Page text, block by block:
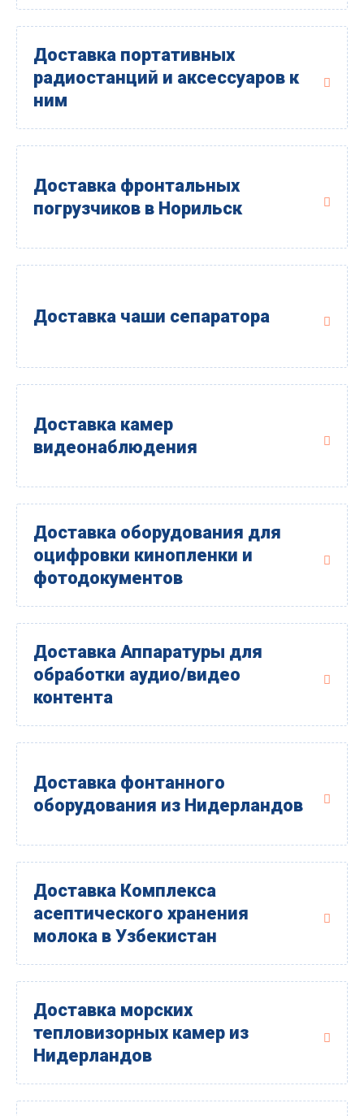
Доставка портативных
радиостанций и аксессуаров к
ним
Доставка фронтальных
погрузчиков в Норильск
Доставка чаши сепаратора
Доставка камер
видеонаблюдения
Доставка оборудования для
оцифровки кинопленки и
фотодокументов
Доставка Аппаратуры для
обработки аудио/видео
контента
Доставка фонтанного
оборудования из Нидерландов
Доставка Комплекса
асептического хранения
молока в Узбекистан
Доставка морских
тепловизорных камер из
Нидерландов